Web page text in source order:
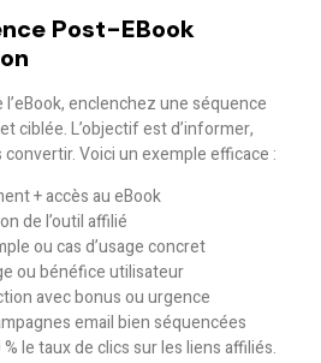
Post-EBook
enclenchez uneséquence
ciblée. L’objectif est d’informer,
Voici un exemple efficace :
+ accès au eBook
de l’outil affilié
ou cas d’usage concret
ou bénéfice utilisateur
avec bonus ou urgence
email bien séquencées
le taux de clics sur les liens affiliés.